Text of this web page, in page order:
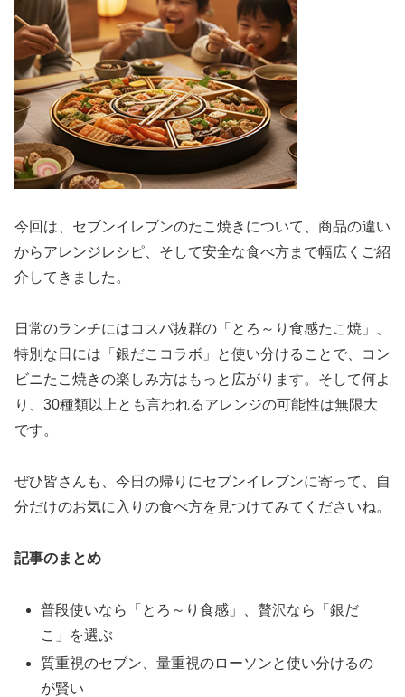
今回は、セブンイレブンのたこ焼きについて、商品の違い
からアレンジレシピ、そして安全な食べ方まで幅広くご紹
介してきました。
日常のランチにはコスパ抜群の「とろ～り食感たこ焼」、
特別な日には「銀だこコラボ」と使い分けることで、コン
ビニたこ焼きの楽しみ方はもっと広がります。そして何よ
り、30種類以上とも言われるアレンジの可能性は無限大
です。
ぜひ皆さんも、今日の帰りにセブンイレブンに寄って、自
分だけのお気に入りの食べ方を見つけてみてくださいね。
記事のまとめ
普段使いなら「とろ～り食感」、贅沢なら「銀だ
こ」を選ぶ
質重視のセブン、量重視のローソンと使い分けるの
が賢い